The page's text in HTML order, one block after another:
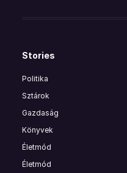
Stories
Politika
Sztárok
Gazdaság
Könyvek
Életmód
Életmód